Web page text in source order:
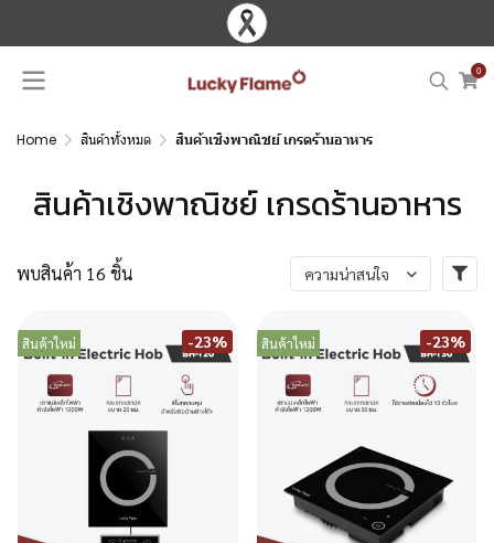
0
Home สินค้าทั้งหมด สินค้าเชิงพาณิชย์ เกรดร้านอาหาร
สินค้าเชิงพาณิชย์ เกรดร้านอาหาร
พบสินค้า 16 ชิ้น ความน่าสนใจ
สินค้าใหม่ -23% สินค้าใหม่ -23%